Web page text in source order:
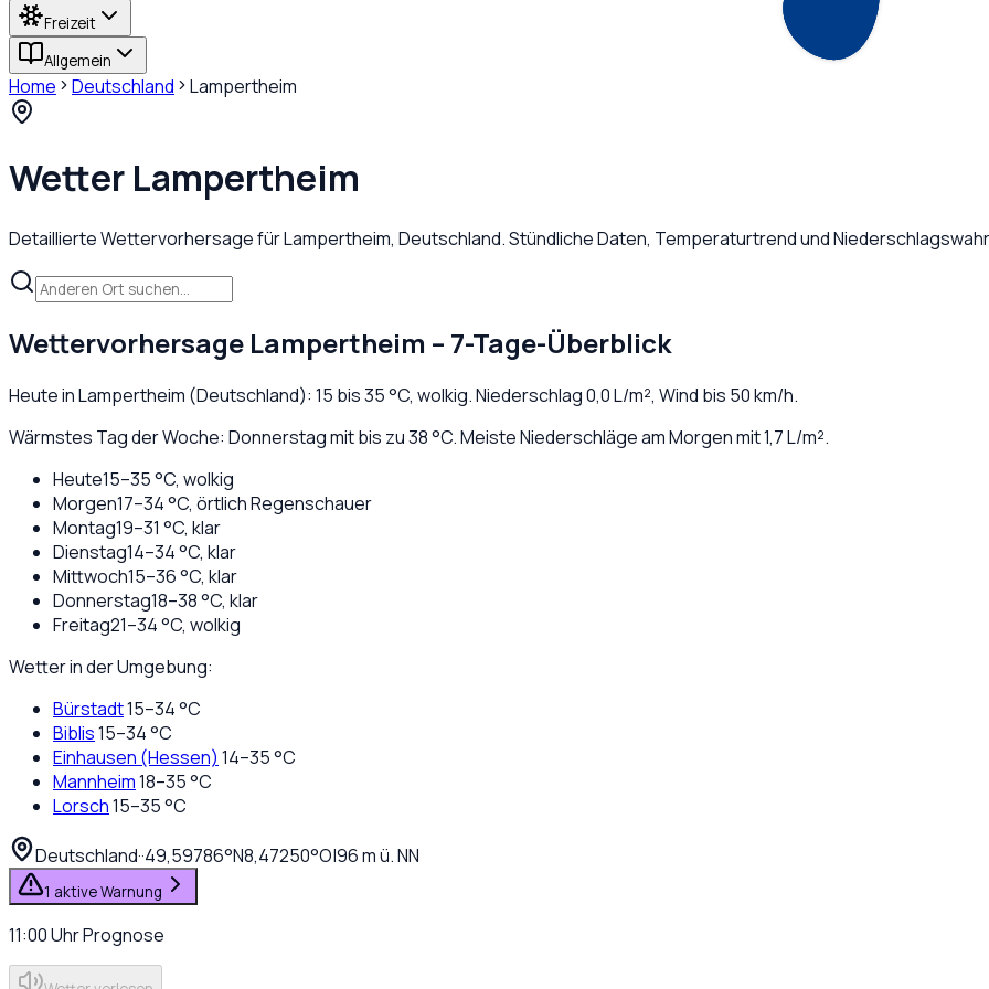
Freizeit
Allgemein
Home Deutschland Lampertheim
Wetter Lampertheim
Detaillierte Wettervorhersage fürLampertheim, Deutschland. Stündliche Daten, Temperaturtrend und
Wettervorhersage Lampertheim – 7-Tage-Überblick
Heute inLampertheim (Deutschland): 15 bis35°C, wolkig. Niederschlag0,0L/m², Wind bis 50km/h.
Wärmstes Tag der Woche: Donnerstag mit bis zu 38 °C. Meiste Niederschläge am Morgen mit 1,7 L/m².
Heute15–35°C, wolkig
Morgen17–34°C, örtlich Regenschauer
Montag19–31 °C, klar
Dienstag14–34°C, klar
Mittwoch15–36°C, klar
Donnerstag18–38°C, klar
Freitag21–34°C, wolkig
Wetter in der Umgebung:
Bürstadt15–34°C
Biblis15–34°C
Einhausen (Hessen) 14–35°C
Mannheim18–35°C
Lorsch15–35°C
Deutschland··49,59786°N8,47250°O|96m ü. NN
1 aktive Warnung
11:00UhrPrognose